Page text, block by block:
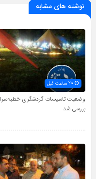
نوشته های مشابه
وضعیت تاسیسات گردشگری خطبه‌سرا
بررسی شد